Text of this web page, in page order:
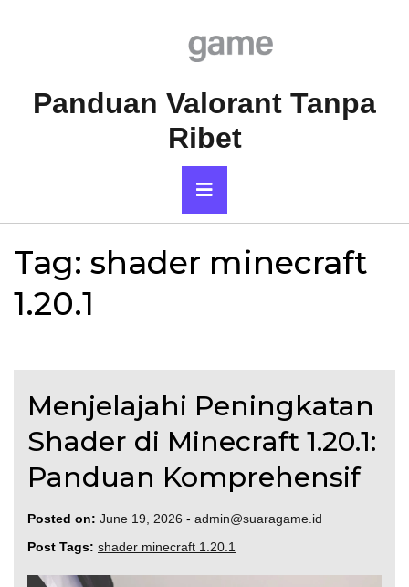
Panduan Valorant Tanpa
Ribet
Primary
Menu
Tag: shader minecraft
1.20.1
Menjelajahi Peningkatan
Shader di Minecraft 1.20.1:
Panduan Komprehensif
Posted on: June 19, 2026 - admin@suaragame.id
Post Tags: shader minecraft 1.20.1